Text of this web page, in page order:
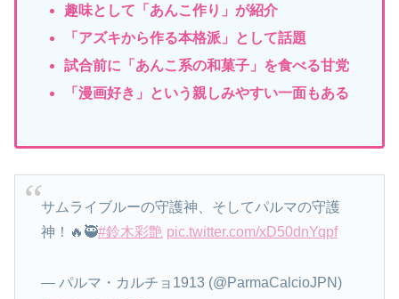
趣味として「あんこ作り」が紹介
「アズキから作る本格派」として話題
試合前に「あんこ系の和菓子」を食べる甘党
「漫画好き」という親しみやすい一面もある
サムライブルーの守護神、そしてパルマの守護
神！🔥🥷#鈴木彩艶 pic.twitter.com/xD50dnYqpf
— パルマ・カルチョ1913 (@ParmaCalcioJPN)